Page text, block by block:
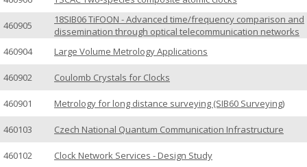
460905
18SIB06 TiFOON - Advanced time/frequency comparison and
dissemination through optical telecommunication networks
460904
Large Volume Metrology Applications
460902 Coulomb Crystals for Clocks
460901 Metrology for long distance surveying (SIB60 Surveying)
460103 Czech National Quantum Communication Infrastructure
460102 Clock Network Services - Design Study